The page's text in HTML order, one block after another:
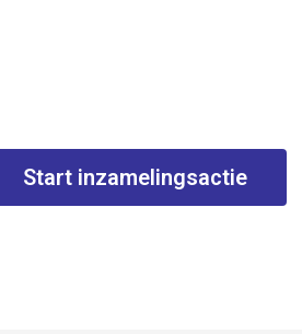
Start inzamelingsactie